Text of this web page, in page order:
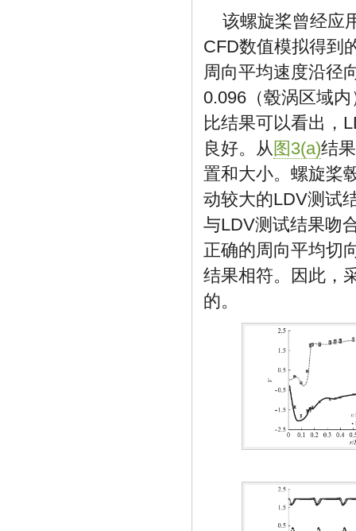
该螺旋桨曾经应
CFD数值模拟得到
周向平均速度沿径
0.096（毂涡区域
比结果可以看出，
良好。从 图3(a)结
置和大小。螺旋桨
动较大的LDV测试
与LDV测试结果吻
正确的周向平均切
结果相符。因此，
的。